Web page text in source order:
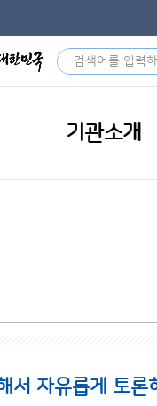
기관소개
서 자유롭게 토론